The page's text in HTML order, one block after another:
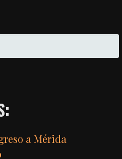
a Mérida